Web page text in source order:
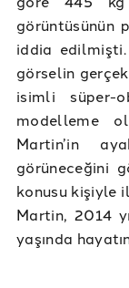
görüntüsünün
iddia edilmişti.
görselin
isimli
modelleme
Martin’in
görüneceğini
konusu kişiyle
Martin, 2014
yaşında